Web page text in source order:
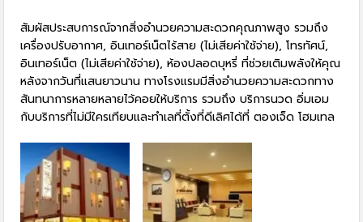
สัมผัสประสบการณ์จากสิ่งอำนวยความสะดวกคุณภาพสูง รวมถึง
เครื่องปรับอากาศ, อินเทอร์เน็ตไร้สาย (ไม่เสียค่าใช้จ่าย), โทรทัศน์,
อินเทอร์เน็ต (ไม่เสียค่าใช้จ่าย), ห้องปลอดบุหรี่ ที่ช่วยเติมพลังให้คุณ
หลังจากวันที่แสนยาวนาน ทางโรงแรมมีสิ่งอำนวยความสะดวกทาง
สันทนาการหลายหลายไว้คอยให้บริการ รวมถึง บริการนวด อิ่มเอม
กับบริการที่ไม่มีใครเทียบและทำเลที่ตั้งที่ดีเลิศได้ที่ ตองเจ็ด โฮมเทล